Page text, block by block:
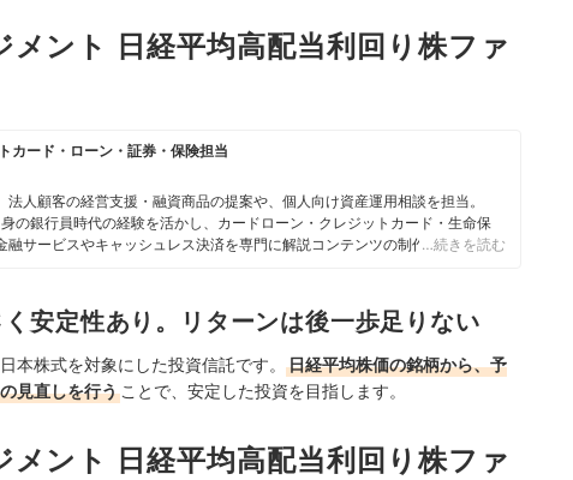
ント 日経平均高配当利回り株ファ
カード・ローン・証券・保険担当
人顧客の経営支援・融資商品の提案や、個人向け資産運用相談を担当。
の銀行員時代の経験を活かし、カードローン・クレジットカード・生命保
融サービスやキャッシュレス決済を専門に解説コンテンツの制作を統括す
…続きを読む
安定性あり。リターンは後一歩足りない
本株式を対象にした投資信託です。
日経平均株価の銘柄から、予
見直しを行う ことで、安定した投資を目指します。
ント 日経平均高配当利回り株ファ